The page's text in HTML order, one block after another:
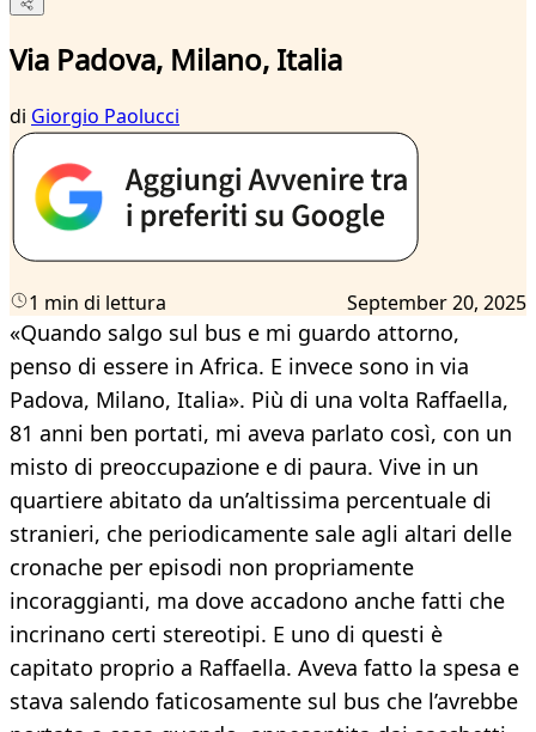
Via Padova, Milano, Italia
di Giorgio Paolucci
1 min di lettura September 20, 2025
«Quando salgo sul bus e mi guardo attorno,
penso di essere in Africa. E invece sono in via
Padova, Milano, Italia». Più di una volta Raffaella,
81 anni ben portati, mi aveva parlato così, con un
misto di preoccupazione e di paura. Vive in un
quartiere abitato da un’altissima percentuale di
stranieri, che periodicamente sale agli altari delle
cronache per episodi non propriamente
incoraggianti, ma dove accadono anche fatti che
incrinano certi stereotipi. E uno di questi è
capitato proprio a Raffaella. Aveva fatto la spesa e
stava salendo faticosamente sul bus che l’avrebbe